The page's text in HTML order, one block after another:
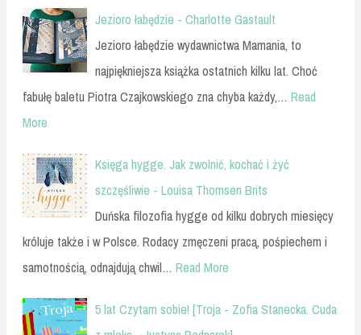
Jezioro łabędzie - Charlotte Gastault
Jezioro łabędzie wydawnictwa Mamania, to
najpiękniejsza książka ostatnich kilku lat. Choć
fabułę baletu Piotra Czajkowskiego zna chyba każdy,… Read
More
Księga hygge. Jak zwolnić, kochać i żyć
szczęśliwie - Louisa Thomsen Brits
Duńska filozofia hygge od kilku dobrych miesięcy
króluje także i w Polsce. Rodacy zmęczeni pracą, pośpiechem i
samotnością, odnajdują chwil… Read More
5 lat Czytam sobie! [Troja - Zofia Stanecka. Cuda